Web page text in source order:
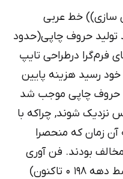
سازی)) خط عربی
تولید حروف چاپی(حدود
تجربه های فرم‌گرا درطراحی تایپ
رسید هزینه پایین
حروف چاپی موجب شد
نزدیک شوند, چراکه با
زمان که منحصرا
بودند. فن آوری
مهم وتاثییرگذاردیجیتالی (از اواسط دهه ۱۹۸ ۰ تاکنون)